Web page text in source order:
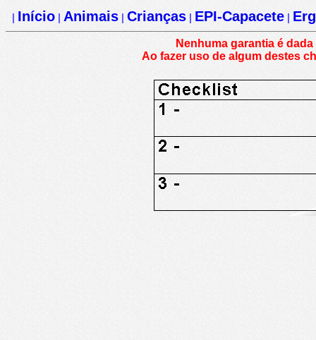
Início| Animais| Crianças| EPI-Capacete|
Nenhuma garantia é
Ao fazer uso de algum destes